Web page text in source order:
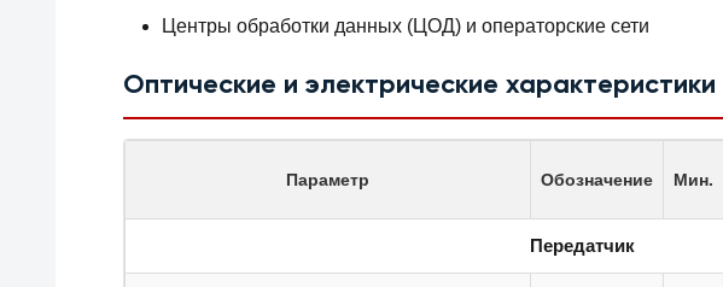
Центры обработки данных (ЦОД) и операторские сети
Оптические и электрические характеристики
Параметр Обозначение Мин.
Передатчик